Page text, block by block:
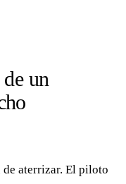
un
de aterrizar. El piloto